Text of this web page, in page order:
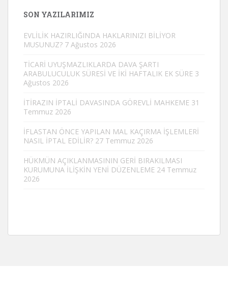
SON YAZILARIMIZ
EVLİLİK HAZIRLIĞINDA HAKLARINIZI BİLİYOR
MUSUNUZ? 7 Ağustos 2026
TİCARİ UYUŞMAZLIKLARDA DAVA ŞARTI
ARABULUCULUK SÜRESİ VE İKİ HAFTALIK EK SÜRE 3
Ağustos 2026
İTİRAZIN İPTALİ DAVASINDA GÖREVLİ MAHKEME 31
Temmuz 2026
İFLASTAN ÖNCE YAPILAN MAL KAÇIRMA İŞLEMLERİ
NASIL İPTAL EDİLİR? 27 Temmuz 2026
HÜKMÜN AÇIKLANMASININ GERİ BIRAKILMASI
KURUMUNA İLİŞKİN YENİ DÜZENLEME 24 Temmuz
2026